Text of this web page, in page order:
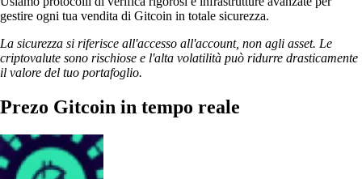
gestire ogni tua vendita di Gitcoin in totale sicurezza.
La sicurezza si riferisce all'accesso all'account, non agli asset. Le
criptovalute sono rischiose e l'alta volatilità può ridurre drasticamente
il valore del tuo portafoglio.
Prezo Gitcoin in tempo reale